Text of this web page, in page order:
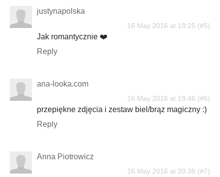
justynapolska
16 May 2016 at 19:25
Jak romantycznie ❤️
Reply
ana-looka.com
16 May 2016 at 19:46
przepiękne zdjęcia i zestaw biel/brąz magiczny :)
Reply
Anna Piotrowicz
16 May 2016 at 20:38